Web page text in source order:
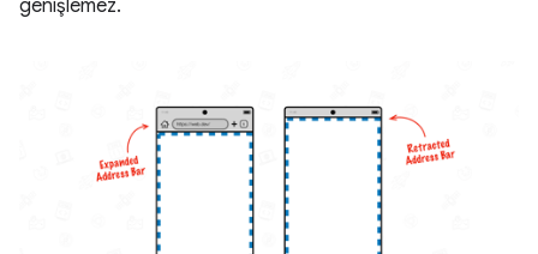
genişlemez.